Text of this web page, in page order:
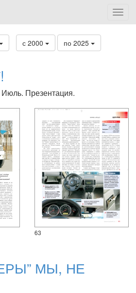
с 2000 по 2025
Презентация.
63
МЫ, НЕ